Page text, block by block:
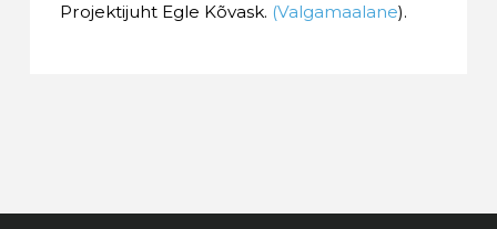
Projektijuht Egle Kõvask. (Valgamaalane).